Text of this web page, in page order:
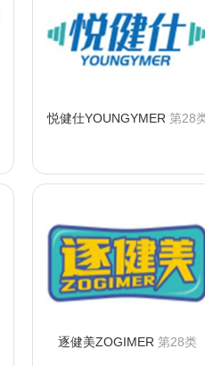
悦健仕YOUNGYMER 第28
逐健美ZOGIMER 第28类